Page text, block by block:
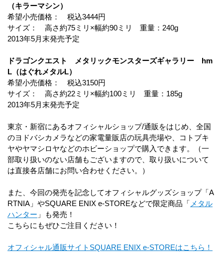
（キラーマシン）
希望小売価格： 税込3444円
サイズ： 高さ約75ミリ×幅約90ミリ 重量：240g
2013年5月末発売予定
ドラゴンクエスト メタリックモンスターズギャラリー hm
L（はぐれメタルL）
希望小売価格： 税込3150円
サイズ： 高さ約22ミリ×幅約100ミリ 重量：185g
2013年5月末発売予定
東京・新宿にあるオフィシャルショップ/通販をはじめ、全国
のヨドバシカメラなどの家電量販店の玩具売場や、コトブキ
ヤやヤマシロヤなどのホビーショップで購入できます。（一
部取り扱いのない店舗もございますので、取り扱いについて
は直接各店舗にお問い合わせください。）
また、今回の発売を記念してオフィシャルグッズショップ「A
RTNIA」やSQUARE ENIX e-STOREなどで限定商品「 メタル
ハンター 」も発売！
こちらにもぜひご注目ください！
オフィシャル通販サイトSQUARE ENIX e-STOREはこちら！